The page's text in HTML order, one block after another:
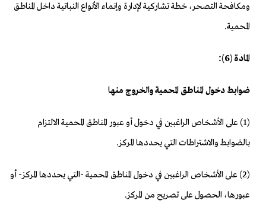
ومكافحة التصحر، خطة تشاركية لإدارة وإنماء الأنواع النباتية داخل المناطق
المحمية.
المادة (6):
ضوابط دخول المناطق المحمية والخروج منها
(1) على الأشخاص الراغبين في دخول أو عبور المناطق المحمية الالتزام
بالضوابط والاشتراطات التي يحددها المركز.
(2) على الأشخاص الراغبين في دخول المناطق المحمية -التي يحددها المركز- أو
عبورها، الحصول على تصريح من المركز.